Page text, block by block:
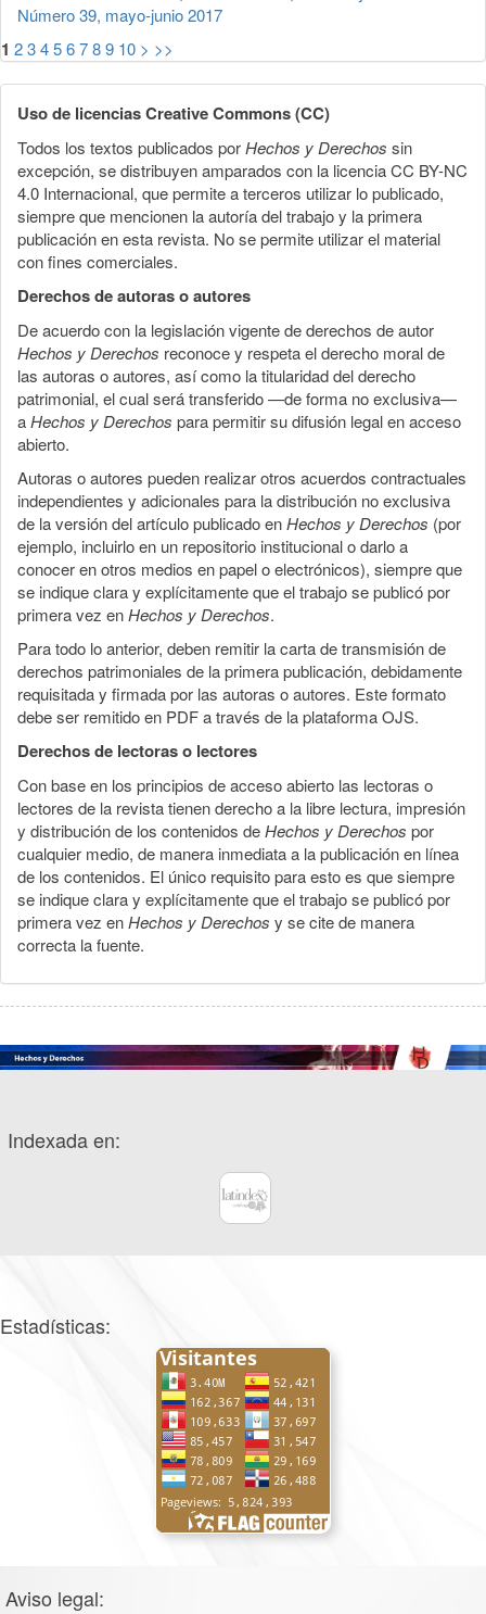
Número 39, mayo-junio 2017
1 23456789 10 > >>
Uso de licencias Creative Commons (CC)
Todos los textos publicados porHechos y Derechos sin
excepción, se distribuyen amparados con la licencia CC BY-NC
4.0 Internacional, que permite a terceros utilizar lo publicado,
siempre que mencionen la autoría del trabajo y la primera
publicación en esta revista. No se permite utilizar el material
con fines comerciales.
Derechos de autoras o autores
De acuerdo con la legislación vigente de derechos de autor
Hechos y Derechos reconoce y respeta el derecho moral de
las autoras o autores, así como la titularidad del derecho
patrimonial, el cual será transferido —de forma no exclusiva—
aHechos y Derechos para permitir su difusión legal en acceso
abierto.
Autoras o autores pueden realizar otros acuerdos contractuales
independientes y adicionales para la distribución no exclusiva
de la versión del artículo publicado enHechos y Derechos (por
ejemplo, incluirlo en un repositorio institucional o darlo a
conocer en otros medios en papel o electrónicos), siempre que
se indique clara y explícitamente que el trabajo se publicó por
primera vez enHechos y Derechos.
Para todo lo anterior, deben remitir la carta de transmisión de
derechos patrimoniales de la primera publicación, debidamente
requisitada y firmada por las autoras o autores. Este formato
debe ser remitido en PDF a través de la plataforma OJS.
Derechos de lectoras o lectores
Con base en los principios de acceso abierto las lectoras o
lectores de la revista tienen derecho a la libre lectura, impresión
y distribución de los contenidos deHechos y Derechos por
cualquier medio, de manera inmediata a la publicación en línea
de los contenidos. El único requisito para esto es que siempre
se indique clara y explícitamente que el trabajo se publicó por
primera vez enHechos y Derechos y se cite de manera
correcta la fuente.
Indexada en:
Estadísticas:
Aviso legal: